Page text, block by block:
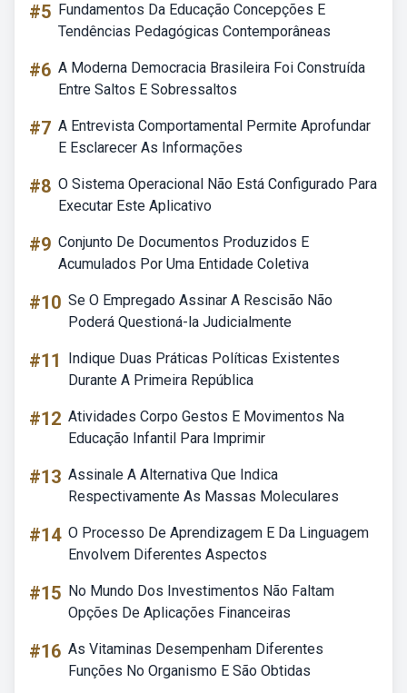
#5 Fundamentos Da Educação Concepções E
Tendências Pedagógicas Contemporâneas
#6 A Moderna Democracia Brasileira Foi Construída
Entre Saltos E Sobressaltos
#7 A Entrevista Comportamental Permite Aprofundar
E Esclarecer As Informações
#8 O Sistema Operacional Não Está Configurado Para
Executar Este Aplicativo
#9 Conjunto De Documentos Produzidos E
Acumulados Por Uma Entidade Coletiva
#10 Se O Empregado Assinar A Rescisão Não
Poderá Questioná-la Judicialmente
#11
Indique Duas Práticas Políticas Existentes
Durante A Primeira República
#12 Atividades Corpo Gestos E Movimentos Na
Educação Infantil Para Imprimir
#13 Assinale A Alternativa Que Indica
Respectivamente As Massas Moleculares
#14 O Processo De Aprendizagem E Da Linguagem
Envolvem Diferentes Aspectos
#15 No Mundo Dos Investimentos Não Faltam
Opções De Aplicações Financeiras
#16 As Vitaminas Desempenham Diferentes
Funções No Organismo E São Obtidas